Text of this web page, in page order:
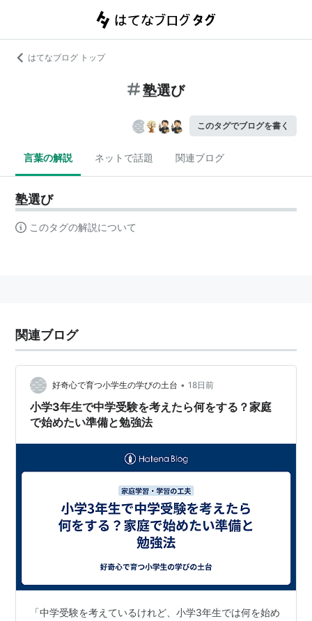
はてなブログ トップ
塾選び
このタグでブログを書く
言葉の解説 ネットで話題 関連ブログ
塾選び
このタグの解説について
関連ブログ
好奇心で育つ小学生の学びの土台 • 18日前
小学3年生で中学受験を考えたら何をする？家庭
で始めたい準備と勉強法
「中学受験を考えているけれど、小学3年生では何を始め